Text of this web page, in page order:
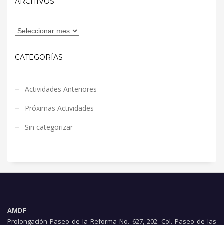
CATEGORÍAS
Actividades Anteriores
Próximas Actividades
Sin categorizar
AMDF
Prolongación Paseo de la Reforma No. 627, 202. Col. Paseo de las